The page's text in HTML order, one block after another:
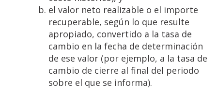
el valor neto realizable o el importe
recuperable, según lo que resulte
apropiado, convertido a la tasa de
cambio en la fecha de determinación
de ese valor (por ejemplo, a la tasa de
cambio de cierre al final del periodo
sobre el que se informa).